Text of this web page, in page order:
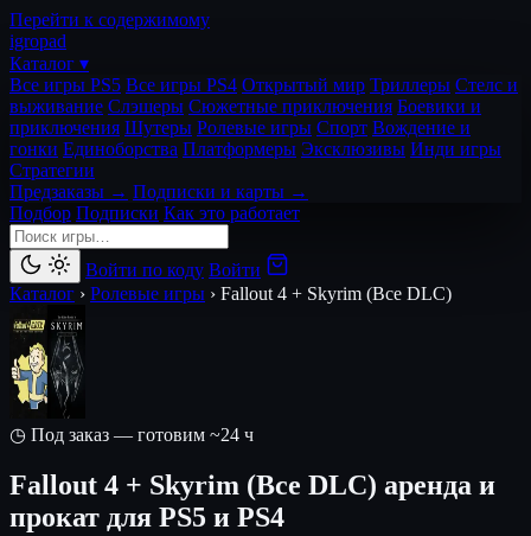
Перейти к содержимому
igropad
Каталог ▾
Все игры PS5 Все игры PS4 Открытый мир Триллеры Стелс и
выживание Слэшеры Сюжетные приключения Боевики и
приключения Шутеры Ролевые игры Спорт Вождение и
гонки Единоборства Платформеры Эксклюзивы Инди игры
Стратегии
Предзаказы → Подписки и карты →
Подбор Подписки Как это работает
Войти по коду Войти
Каталог › Ролевые игры › Fallout 4 + Skyrim (Все DLC)
◷ Под заказ — готовим ~24 ч
Fallout 4 + Skyrim (Все DLC) аренда и
прокат для PS5 и PS4